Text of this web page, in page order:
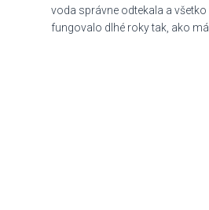
voda správne odtekala a všetko
fungovalo dlhé roky tak, ako má.